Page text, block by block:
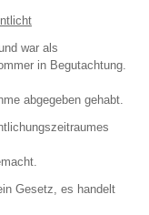
war als
in Begutachtung.
abgegeben gehabt.
Gesetz, es handelt